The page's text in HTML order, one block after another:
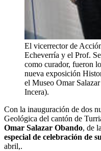
El vicerrector de
Echeverría y el Prof.
como curador, fueron
nueva exposición
el Museo Omar
Incera).
Con la inauguración de dos
Geológica del cantón de
Omar Salazar Obando, de
especial de celebración de
abril,.